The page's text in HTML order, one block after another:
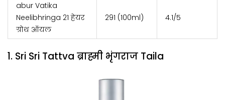
abur Vatika
Neelibhringa 21 हेयर
ग्रोथ ऑयल
291 (100ml) 4.1/5
1. Sri Sri Tattva ब्राह्मी भृंगराज Taila